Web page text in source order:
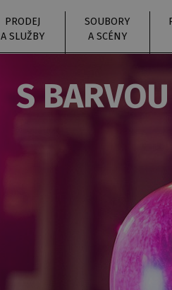
PRODEJ
A SLUŽBY
SOUBORY
A SCÉNY
S